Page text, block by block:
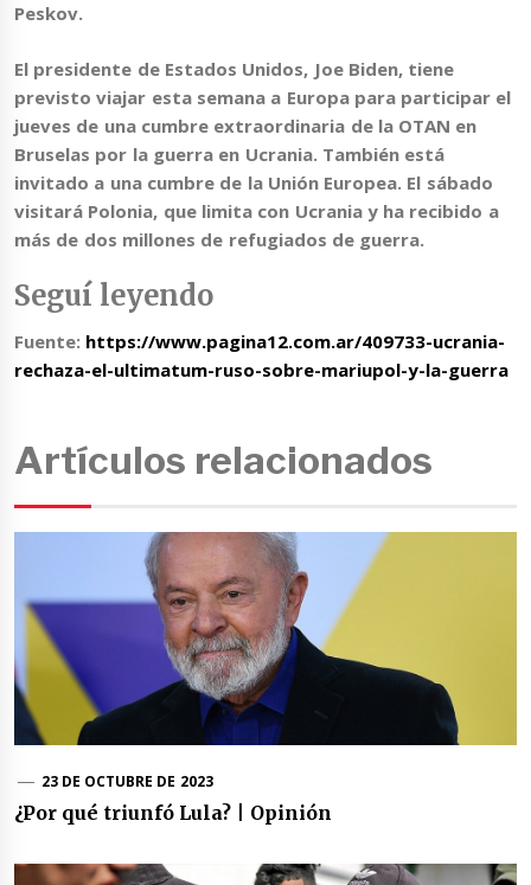
Peskov.
El presidente de Estados Unidos, Joe Biden, tiene
previsto viajar esta semana a Europa para participar el
jueves de una cumbre extraordinaria de la OTAN en
Bruselas por la guerra en Ucrania. También está
invitado a una cumbre de la Unión Europea. El sábado
visitará Polonia, que limita con Ucrania y ha recibido a
más de dos millones de refugiados de guerra.
Seguí leyendo
Fuente: https://www.pagina12.com.ar/409733-ucrania-
rechaza-el-ultimatum-ruso-sobre-mariupol-y-la-guerra
Artículos relacionados
23 DE OCTUBRE DE 2023
¿Por qué triunfó Lula? | Opinión